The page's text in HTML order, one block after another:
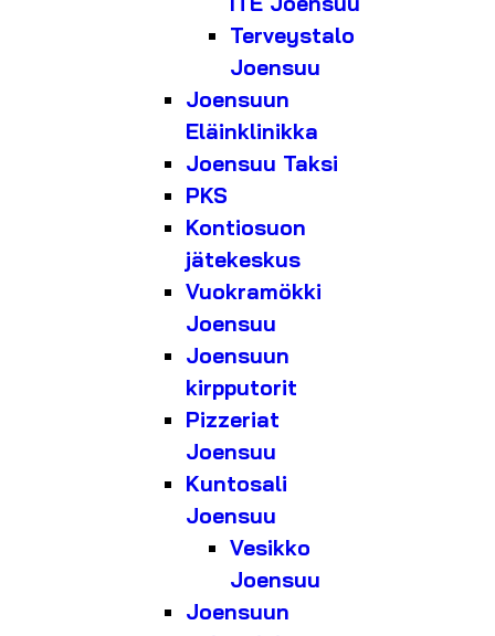
Terveystalo
Joensuu
Joensuun
Eläinklinikka
Joensuu Taksi
PKS
Kontiosuon
jätekeskus
Vuokramökki
Joensuu
Joensuun
kirpputorit
Pizzeriat
Joensuu
Kuntosali
Joensuu
Vesikko
Joensuu
Joensuun